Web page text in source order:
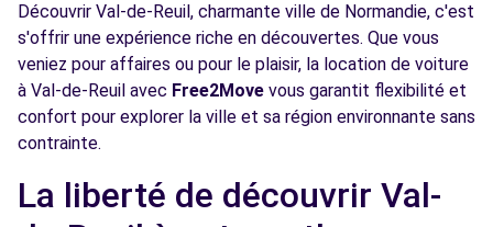
Découvrir Val-de-Reuil, charmante ville de Normandie, c'est
s'offrir une expérience riche en découvertes. Que vous
veniez pour affaires ou pour le plaisir, la location de voiture
à Val-de-Reuil avec Free2Move vous garantit flexibilité et
confort pour explorer la ville et sa région environnante sans
contrainte.
La liberté de découvrir Val-